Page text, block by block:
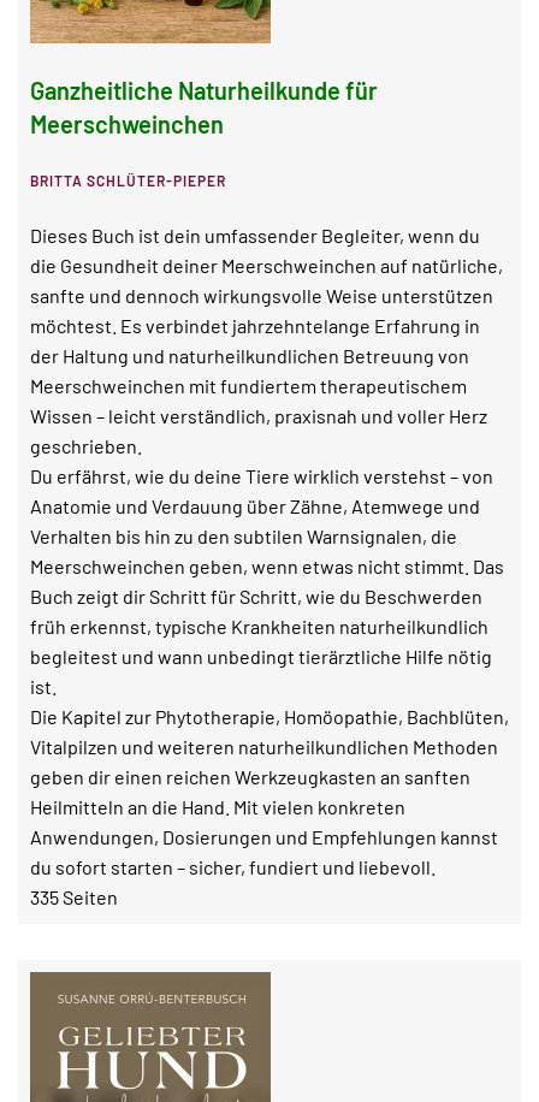
Ganzheitliche Naturheilkunde für
Meerschweinchen
BRITTA SCHLÜTER-PIEPER
Dieses Buch ist dein umfassender Begleiter, wenn du
die Gesundheit deiner Meerschweinchen auf natürliche,
sanfte und dennoch wirkungsvolle Weise unterstützen
möchtest. Es verbindet jahrzehntelange Erfahrung in
der Haltung und naturheilkundlichen Betreuung von
Meerschweinchen mit fundiertem therapeutischem
Wissen – leicht verständlich, praxisnah und voller Herz
geschrieben.
Du erfährst, wie du deine Tiere wirklich verstehst – von
Anatomie und Verdauung über Zähne, Atemwege und
Verhalten bis hin zu den subtilen Warnsignalen, die
Meerschweinchen geben, wenn etwas nicht stimmt. Das
Buch zeigt dir Schritt für Schritt, wie du Beschwerden
früh erkennst, typische Krankheiten naturheilkundlich
begleitest und wann unbedingt tierärztliche Hilfe nötig
ist.
Die Kapitel zur Phytotherapie, Homöopathie, Bachblüten,
Vitalpilzen und weiteren naturheilkundlichen Methoden
geben dir einen reichen Werkzeugkasten an sanften
Heilmitteln an die Hand. Mit vielen konkreten
Anwendungen, Dosierungen und Empfehlungen kannst
du sofort starten – sicher, fundiert und liebevoll.
335 Seiten